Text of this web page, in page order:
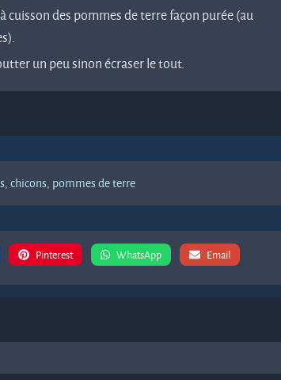
cuisson des pommes de terre façon purée (au
un peu sinon écraser le tout.
chicons, pommes de terre
Pinterest WhatsApp Email